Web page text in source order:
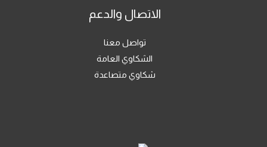
الاتصال والدعم
تواصل معنا
الشكاوي العامة
شكاوي متصاعدة